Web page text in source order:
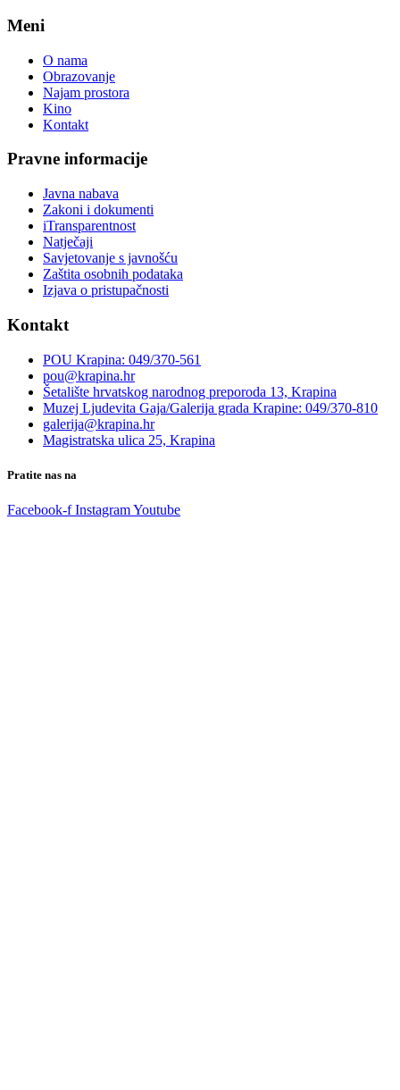
Meni
O nama
Obrazovanje
Najam prostora
Kino
Kontakt
Pravne informacije
Javna nabava
Zakoni i dokumenti
iTransparentnost
Natječaji
Savjetovanje s javnošću
Zaštita osobnih podataka
Izjava o pristupačnosti
Kontakt
POU Krapina: 049/370-561
pou@krapina.hr
Šetalište hrvatskog narodnog preporoda 13, Krapina
Muzej Ljudevita Gaja/Galerija grada Krapine: 049/370-810
galerija@krapina.hr
Magistratska ulica 25, Krapina
Pratite nas na
Facebook-f InstagramYoutube